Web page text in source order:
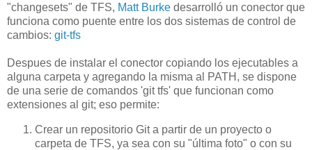
"changesets" de TFS, Matt Burke desarrolló un conector que
funciona como puente entre los dos sistemas de control de
cambios: git-tfs
Despues de instalar el conector copiando los ejecutables a
alguna carpeta y agregando la misma al PATH, se dispone
de una serie de comandos 'git tfs' que funcionan como
extensiones al git; eso permite:
Crear un repositorio Git a partir de un proyecto o
carpeta de TFS, ya sea con su "última foto" o con su